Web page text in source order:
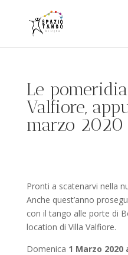
Le
Valfiore,
marzo 2020
Pronti a scatenarvi nella
Anche quest’anno
con il tango alle porte di
location di Villa Valfiore.
Domenica 1 Marzo